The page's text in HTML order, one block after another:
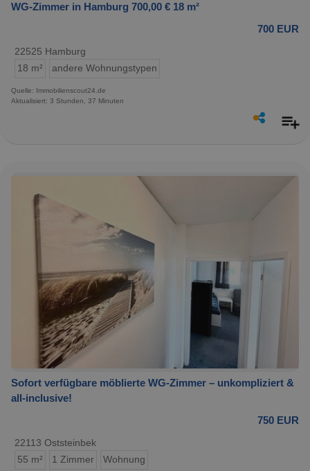
WG-Zimmer in Hamburg 700,00 € 18 m²
700 EUR
22525 Hamburg
18 m²
andere Wohnungstypen
Quelle: Immobilienscout24.de
Aktualisiert: 3 Stunden, 37 Minuten
Sofort verfügbare möblierte WG-Zimmer – unkompliziert &
all-inclusive!
750 EUR
22113 Oststeinbek
55 m²
1 Zimmer Wohnung